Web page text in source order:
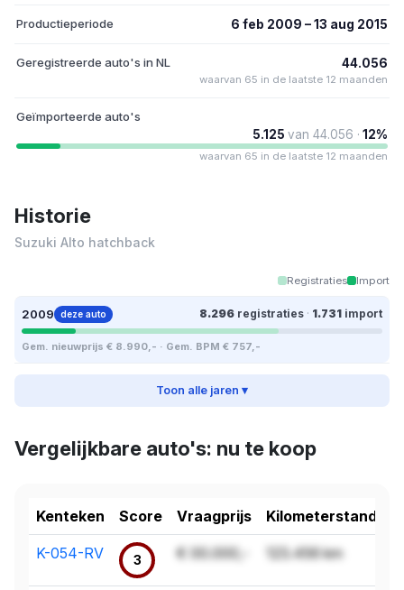
Productieperiode 6 feb 2009 – 13 aug 2015
Geregistreerde auto's in NL 44.056
waarvan 65 in de laatste 12 maanden
Geïmporteerde auto's
5.125 van 44.056 · 12%
waarvan 65 in de laatste 12 maanden
Historie
Suzuki Alto hatchback
Registraties Import
2009 deze auto 8.296 registraties · 1.731 import
Gem. nieuwprijs € 8.990,- · Gem. BPM € 757,-
Toon alle jaren ▾
Vergelijkbare auto's: nu te koop
Kenteken Score Vraagprijs Kilometerstand
K-054-RV 3 € 00.000,- 123.456 km